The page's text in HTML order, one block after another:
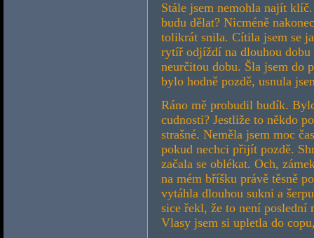
Stále jsem nemohla najít
budu dělat? Nicméně
tolikrát snila. Cítila jsem se
rytíř odjíždí na dlouhou dobu
neurčitou dobu. Šla jsem do
bylo hodně pozdě, usnula
Ráno mě probudil budík.
cudnosti? Jestliže to někdo
strašné. Neměla jsem moc
pokud nechci přijít pozdě.
začala se oblékat. Och,
na mém bříšku právě těsně
vytáhla dlouhou sukni a
sice řekl, že to není
Vlasy jsem si upletla do